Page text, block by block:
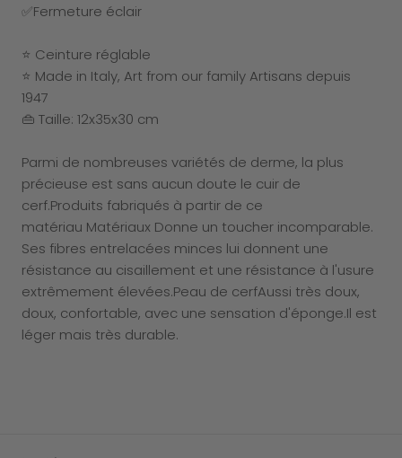
✅Fermeture éclair
⭐ Ceinture réglable
⭐ Made in Italy, Art from our family Artisans depuis
1947
👜 Taille: 12x35x30 cm
Parmi de nombreuses variétés de derme, la plus
précieuse est sans aucun doute le cuir de
cerf.Produits fabriqués à partir de ce
matériau Matériaux Donne un toucher incomparable.
Ses fibres entrelacées minces lui donnent une
résistance au cisaillement et une résistance à l'usure
extrêmement élevées.Peau de cerfAussi très doux,
doux, confortable, avec une sensation d'éponge.Il est
léger mais très durable.